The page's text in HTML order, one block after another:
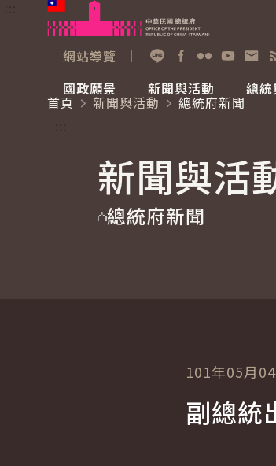
跳到主要內容
網站導覽
國政願景
國家氣候變遷對策委員會
重要談話
新聞與活動
總統府新聞
影音頻道
總
賴清德總統
參觀資訊
首頁
新聞與活動
總統府新聞
新聞與活
總統府新聞
101年05月
副總統